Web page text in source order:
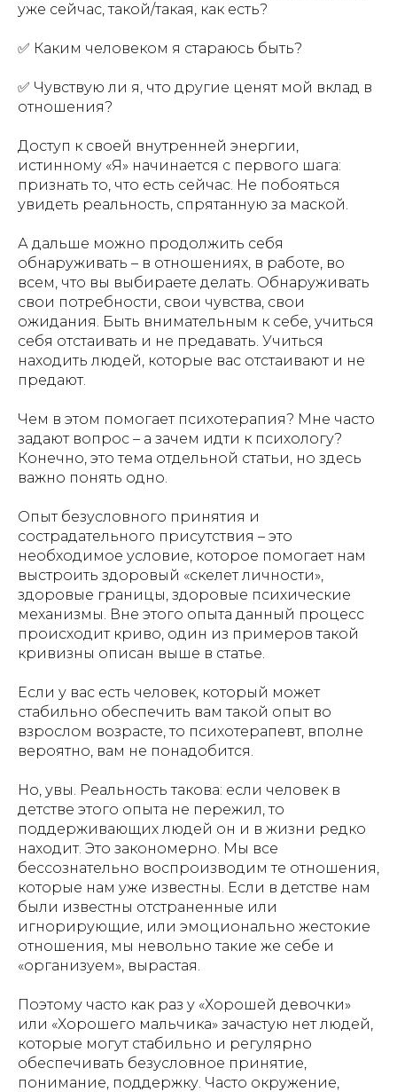
уже сейчас, такой/такая, как есть?
✅ Каким человеком я стараюсь быть?
✅ Чувствую ли я, что другие ценят мой вклад в
отношения?
Доступ к своей внутренней энергии,
истинному «Я» начинается с первого шага:
признать то, что есть сейчас. Не побояться
увидеть реальность, спрятанную за маской.
А дальше можно продолжить себя
обнаруживать – в отношениях, в работе, во
всем, что вы выбираете делать. Обнаруживать
свои потребности, свои чувства, свои
ожидания. Быть внимательным к себе, учиться
себя отстаивать и не предавать. Учиться
находить людей, которые вас отстаивают и не
предают.
Чем в этом помогает психотерапия? Мне часто
задают вопрос – а зачем идти к психологу?
Конечно, это тема отдельной статьи, но здесь
важно понять одно.
Опыт безусловного принятия и
сострадательного присутствия – это
необходимое условие, которое помогает нам
выстроить здоровый «скелет личности»,
здоровые границы, здоровые психические
механизмы. Вне этого опыта данный процесс
происходит криво, один из примеров такой
кривизны описан выше в статье.
Если у вас есть человек, который может
стабильно обеспечить вам такой опыт во
взрослом возрасте, то психотерапевт, вполне
вероятно, вам не понадобится.
Но, увы. Реальность такова: если человек в
детстве этого опыта не пережил, то
поддерживающих людей он и в жизни редко
находит. Это закономерно. Мы все
бессознательно воспроизводим те отношения,
которые нам уже известны. Если в детстве нам
были известны отстраненные или
игнорирующие, или эмоционально жестокие
отношения, мы невольно такие же себе и
«организуем», вырастая.
Поэтому часто как раз у «Хорошей девочки»
или «Хорошего мальчика» зачастую нет людей,
которые могут стабильно и регулярно
обеспечивать безусловное принятие,
понимание, поддержку. Часто окружение,